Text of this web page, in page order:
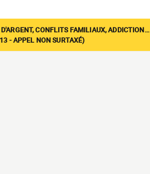
CONFLITS FAMILIAUX, ADDICTION…
- APPEL NON SURTAXÉ)